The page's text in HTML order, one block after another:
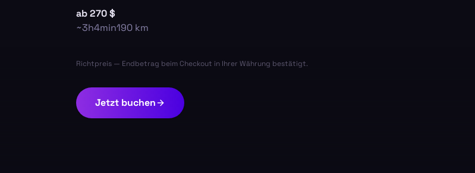
ab270 $
~3h4min190 km
Richtpreis — Endbetrag beim Checkout in Ihrer Währung bestätigt.
Jetzt buchen